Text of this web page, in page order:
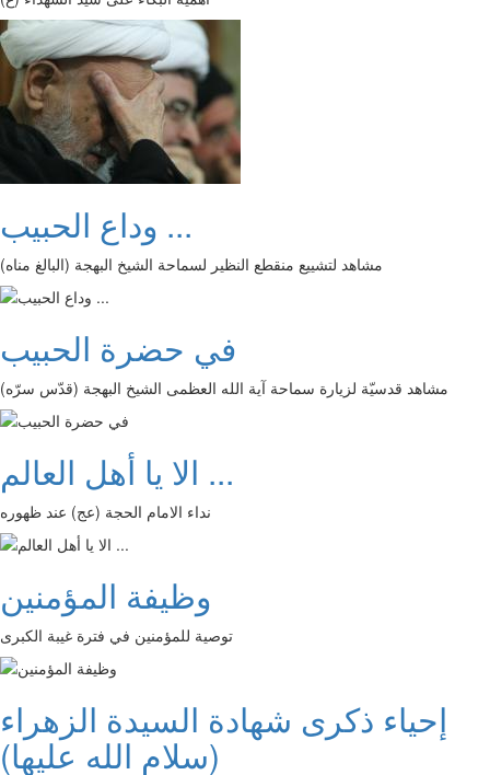
وداع الحبيب ...
مشاهد لتشييع منقطع النظير لسماحة الشيخ البهجة (البالغ مناه)
في حضرة الحبيب
مشاهد قدسيّة لزيارة سماحة آية الله العظمى الشيخ البهجة (قدّس سرّه)
الا يا أهل العالم ...
نداء الامام الحجة (عج) عند ظهوره
وظيفة المؤمنين
توصية للمؤمنين في فترة غيبة الكبرى
إحياء ذكرى شهادة السيدة الزهراء
(سلام الله عليها)